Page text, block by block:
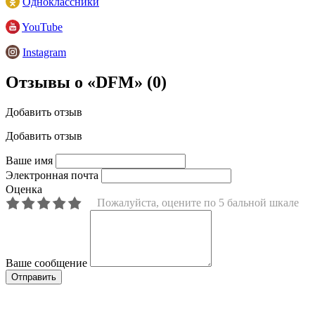
YouTube
Instagram
Отзывы о «DFM» (0)
Добавить отзыв
Добавить отзыв
Ваше имя
Электронная почта
Оценка
Пожалуйста, оцените по 5 бальной шкале
Ваше сообщение